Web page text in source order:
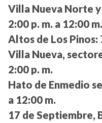
Villa Nueva Norte y
2:00 p. m. a 12:00 m.
Altos de Los Pinos:
Villa Nueva,
2:00 p. m.
Hato de Enmedio
a 12:00 m.
17 de Septiembre,